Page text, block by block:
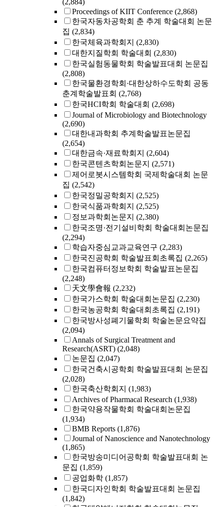
(2,884)
Proceedings of KIIT Conference (2,868)
한국자동차공학회 춘 추계 학술대회 논문
집 (2,834)
한국체육과학회지 (2,830)
대한지질학회 학술대회 (2,830)
한국실험동물학회 학술발표대회 논문집
(2,808)
한국물환경학회·대한상하수도학회 공동
춘계학술발표회 (2,768)
한국HCI학회 학술대회 (2,698)
Journal of Microbiology and Biotechnology
(2,690)
대한내과학회 추계학술발표논문집
(2,654)
대한금속·재료학회지 (2,604)
한국콘텐츠학회논문지 (2,571)
제어로봇시스템학회 국제학술대회 논문
집 (2,542)
한국정밀공학회지 (2,525)
한국식품과학회지 (2,525)
정보과학회논문지 (2,380)
한국조명·전기설비학회 학술대회논문집
(2,294)
학습자중심교과교육연구 (2,283)
한국진공학회 학술발표회초록집 (2,265)
한국컴퓨터정보학회 학술발표논문집
(2,248)
天文學會報 (2,232)
한국가스학회 학술대회논문집 (2,230)
한국농공학회 학술대회초록집 (2,191)
한국방사성폐기물학회 학술논문요약집
(2,094)
Annals of Surgical Treatment and
Research(ASRT) (2,048)
논문집 (2,047)
한국건축시공학회 학술발표대회 논문집
(2,028)
한국축산학회지 (1,983)
Archives of Pharmacal Research (1,938)
한국약용작물학회 학술대회논문집
(1,934)
BMB Reports (1,876)
Journal of Nanoscience and Nanotechnology
(1,865)
한국방송미디어공학회 학술발표대회 논
문집 (1,859)
공업화학 (1,857)
한국디자인학회 학술발표대회 논문집
(1,842)